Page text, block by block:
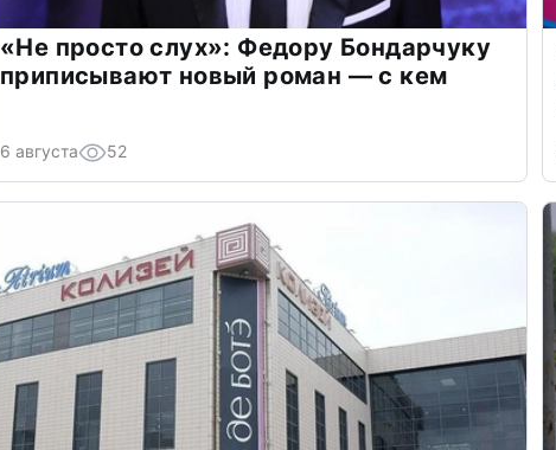
«Не просто слух»: Федору Бондарчуку
приписывают новый роман — с кем
6 августа 52